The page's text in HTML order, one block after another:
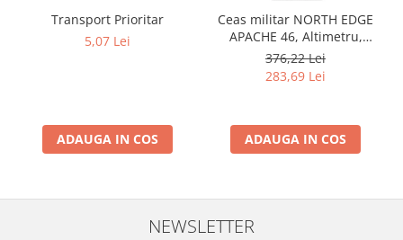
Transport Prioritar
5,07 Lei
ADAUGA IN COS
Ceas militar NORTH EDGE
APACHE 46, Altimetru,
Barometru, Cronometru,
Termometru, Pedometru,
376,22 Lei
283,69 Lei
ADAUGA IN COS
NEWSLETTER